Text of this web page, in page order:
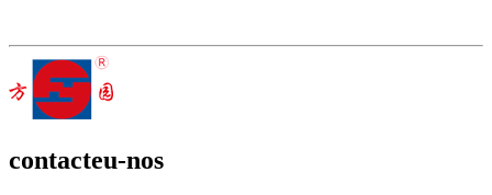
contacteu-nos